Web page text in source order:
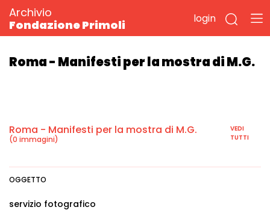
Archivio
Fondazione Primoli
login
Roma - Manifesti per la mostra di M.G.
Roma - Manifesti per la mostra di M.G.
(0 immagini)
VEDI
TUTTI
OGGETTO
servizio fotografico